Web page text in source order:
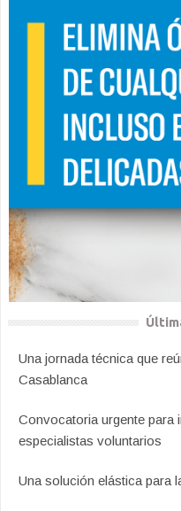
Una jornada técnica que
Casablanca
Convocatoria urgente para
especialistas voluntarios
Una solución elástica para